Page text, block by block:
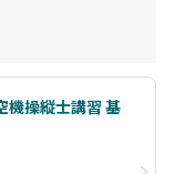
機操縦士講習 基